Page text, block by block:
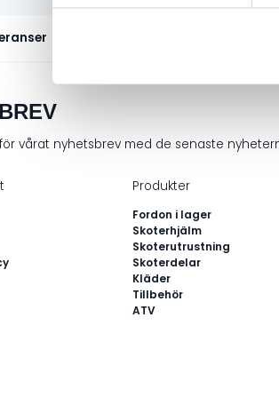
vårat nyhetsbrev med de senaste
Produkter
Fordon i lager
Skoterhjälm
Skoterutrustning
Skoterdelar
Kläder
Tillbehör
ATV